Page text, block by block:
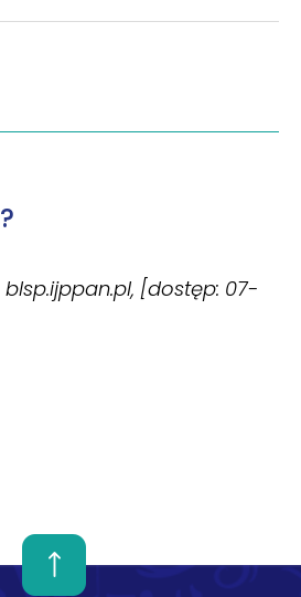
blsp.ijppan.pl, [dostęp: 07-